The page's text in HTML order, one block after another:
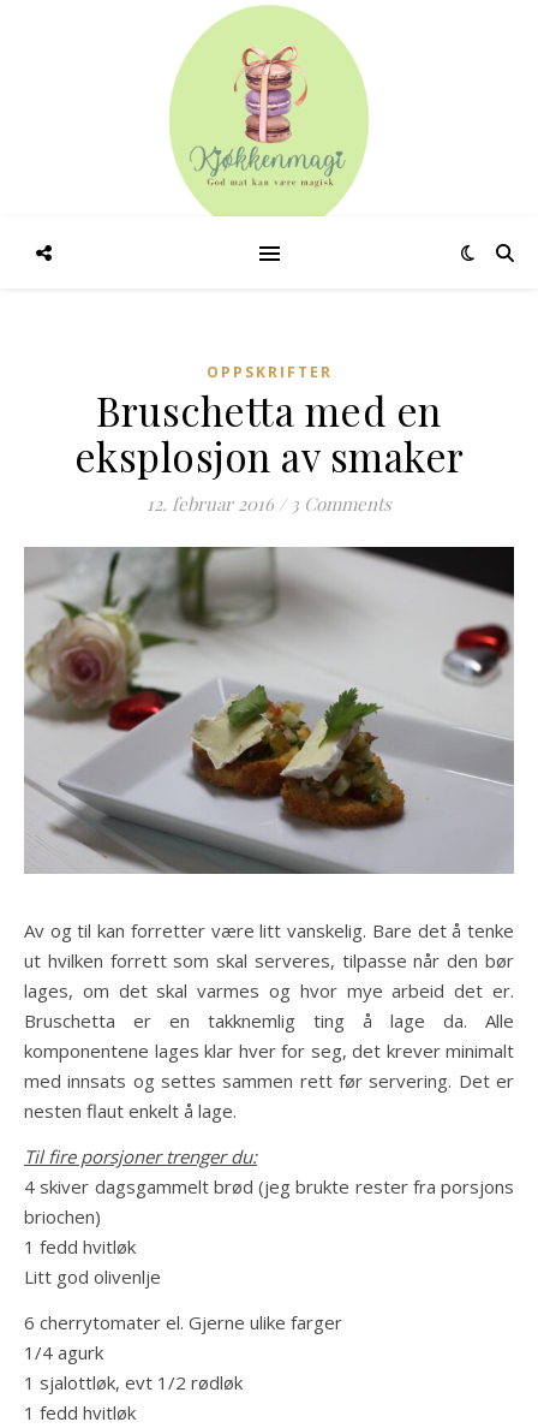
OPPSKRIFTER
Bruschetta med en
eksplosjon av smaker
12. februar 2016 / 3 Comments
Av og til kan forretter være litt vanskelig. Bare det å tenke
ut hvilken forrett som skal serveres, tilpasse når den bør
lages, om det skal varmes og hvor mye arbeid det er.
Bruschetta er en takknemlig ting å lage da. Alle
komponentene lages klar hver for seg, det krever minimalt
med innsats og settes sammen rett før servering. Det er
nesten flaut enkelt å lage.
Til fire porsjoner trenger du:
4 skiver dagsgammelt brød (jeg brukte rester fra porsjons
briochen)
1 fedd hvitløk
Litt god olivenlje
6 cherrytomater el. Gjerne ulike farger
1/4 agurk
1 sjalottløk, evt 1/2 rødløk
1 fedd hvitløk